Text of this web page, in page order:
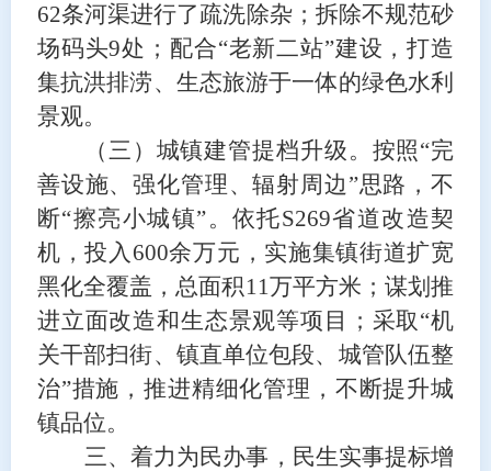
62条河渠进行了疏洗除杂；拆除不规范砂
场码头9处； 配合“老新二站”建设，打造
集抗洪排涝、生态旅游于一体的绿色水利
景观。
（三）城镇建管提档升级。 按照“完
善设施、强化管理、辐射周边”思路，不
断“擦亮小城镇”。依托S269省道改造契
机，投入 600余万元，实施集镇街道扩宽
黑化全覆盖，总面积11万平方米 ；谋划推
进立面改造和生态景观等项目； 采取 “机
关干部扫街、镇直单位包段、城管队伍整
治”措施，推进精细化管理， 不断提升城
镇品位。
三、着力为民办事，民生实事提标增